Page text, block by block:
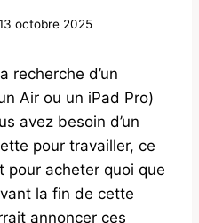
octobre 2025
recherche d’un
Air ou un iPad Pro)
avez besoin d’un
pour travailler, ce
pour acheter quoi que
la fin de cette
annoncer ces